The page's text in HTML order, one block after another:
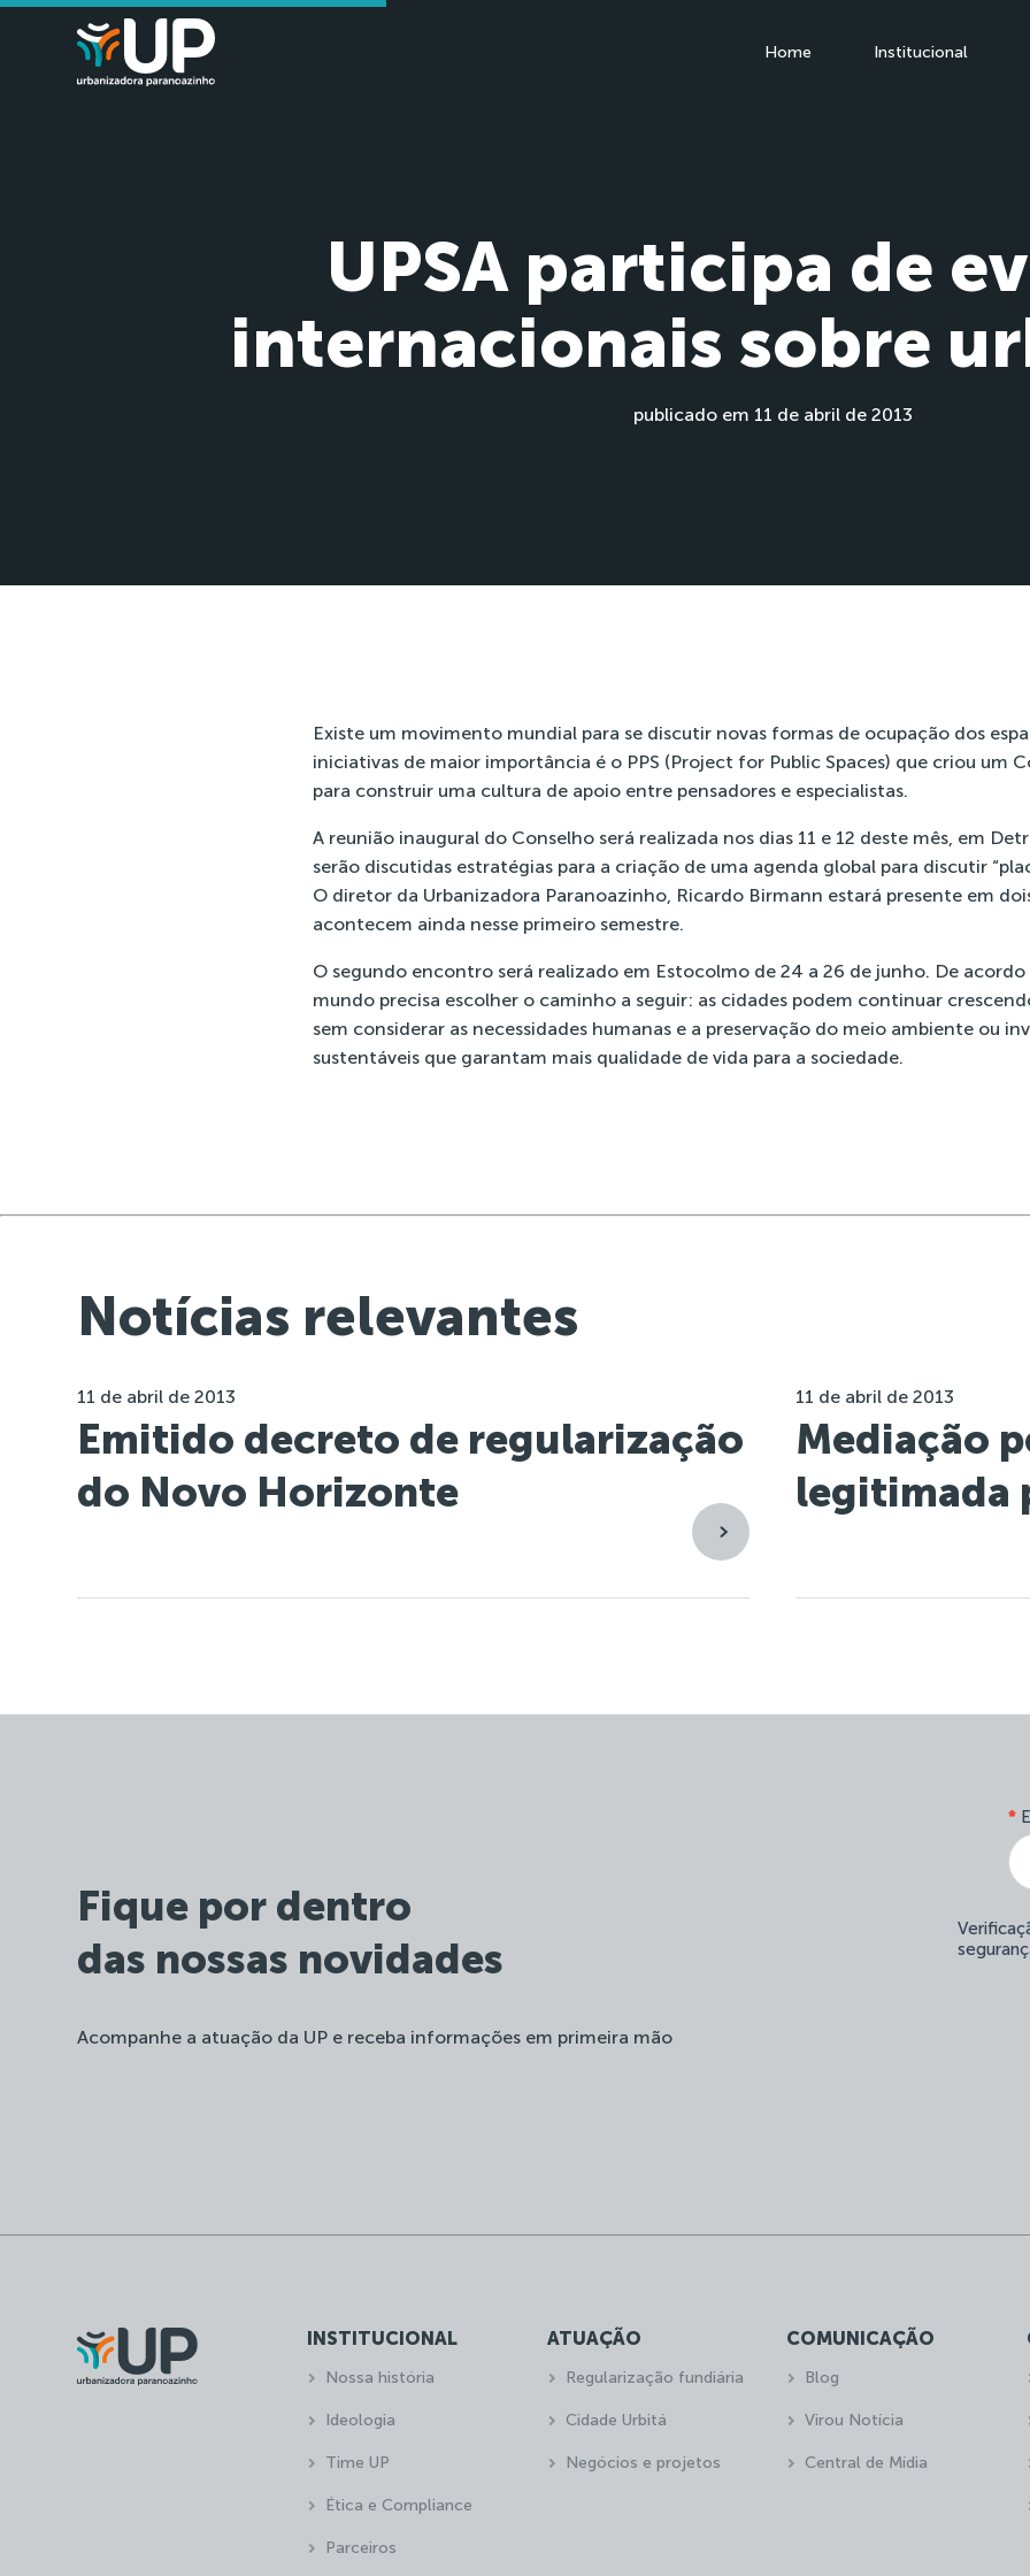
Home Institucional
UPSA participa de
internacionais sobre
publicado em 11 de abril de 2013
Existe um movimento mundial para se discutir novas formas de ocupação dos
iniciativas de maior importância é o PPS (Project for Public Spaces) que criou um
para construir uma cultura de apoio entre pensadores e especialistas.
A reunião inaugural do Conselho será realizada nos dias 11 e 12 deste mês, em
serão discutidas estratégias para a criação de uma agenda global para discutir
O diretor da Urbanizadora Paranoazinho, Ricardo Birmann estará presente em
acontecem ainda nesse primeiro semestre.
O segundo encontro será realizado em Estocolmo de 24 a 26 de junho. De
mundo precisa escolher o caminho a seguir: as cidades podem continuar
sem considerar as necessidades humanas e a preservação do meio ambiente ou
sustentáveis que garantam mais qualidade de vida para a sociedade.
Notícias relevantes
11 de abril de 2013
Emitido decreto de regularização
do Novo Horizonte
11 de abril de 2013
Mediação
legitimada
Fique por dentro
das nossas novidades
Acompanhe a atuação da UP e receba informações em primeira mão
*
INSTITUCIONAL
Nossa história
Ideologia
Time UP
Ética e Compliance
Parceiros
ATUAÇÃO
Regularização fundiária
Cidade Urbitá
Negócios e projetos
COMUNICAÇÃO
Blog
Virou Notícia
Central de Mídia